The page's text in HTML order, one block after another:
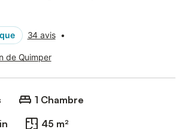
34 avis •
de Quimper
1 Chambre
45 m²